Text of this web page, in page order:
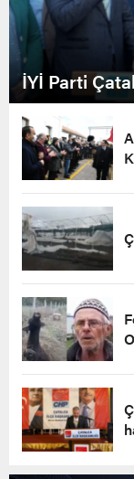
İYİ Parti